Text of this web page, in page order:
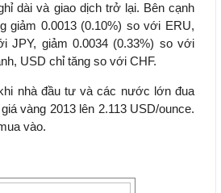
dài và giao dịch trở lại. Bên cạnh
giảm 0.0013 (0.10%) so với ERU,
JPY, giảm 0.0034 (0.33%) so với
USD chỉ tăng so với CHF.
nhà đầu tư và các nước lớn đua
vàng 2013 lên 2.113 USD/ounce.
vào.
tăng trưởng bền vững dài hạn.